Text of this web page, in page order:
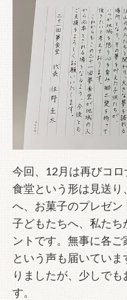
今回、12月は再びコ
食堂という形は見送り
へ、お菓子のプレゼン
子どもたちへ、私た
ントです。無事に各
という声も届いてい
りましたが、少しで
す。